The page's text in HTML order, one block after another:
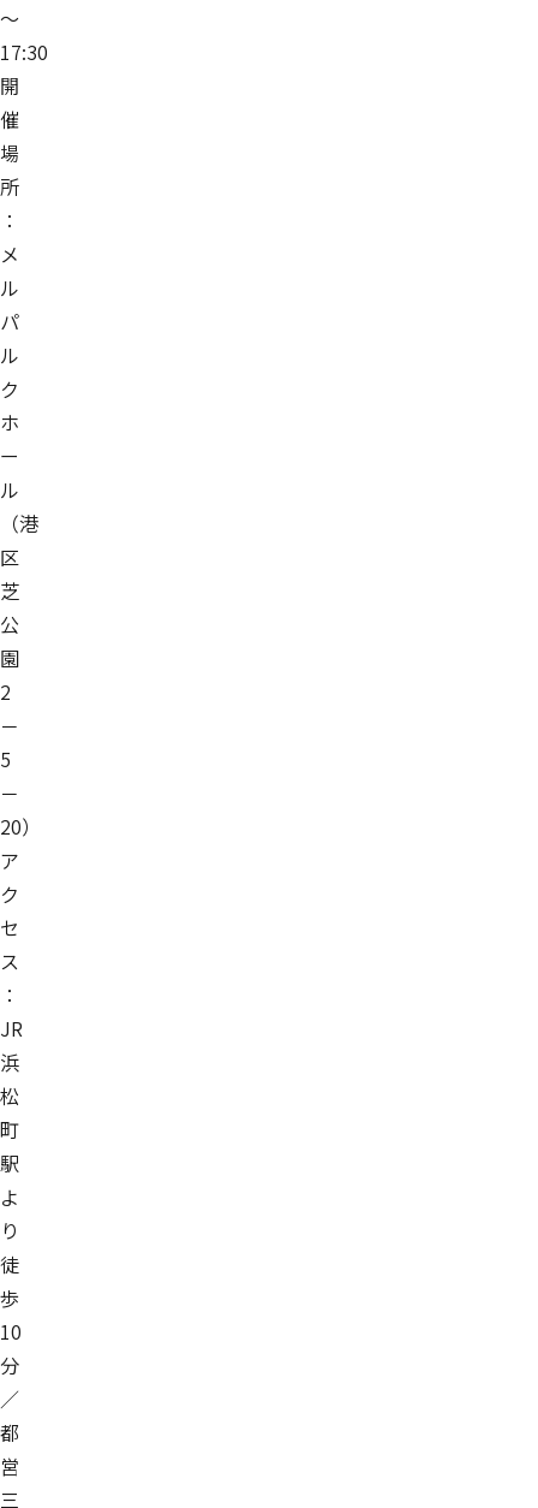
～
17:30
開
催
場
所
：
メ
ル
パ
ル
ク
ホ
ー
ル
（港
区
芝
公
園
2
－
5
－
20）
ア
ク
セ
ス
：
JR
浜
松
町
駅
よ
り
徒
歩
10
分
／
都
営
三